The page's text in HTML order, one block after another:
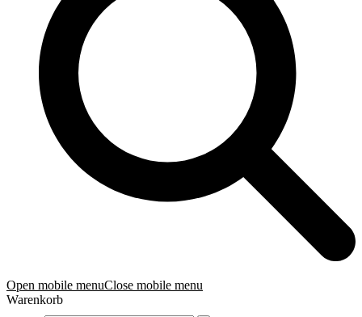
Open mobile menuClose mobile menu
Warenkorb